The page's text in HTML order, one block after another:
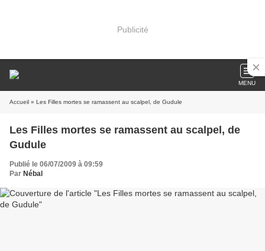
Publicité
MENU
Accueil » Les Filles mortes se ramassent au scalpel, de Gudule
Les Filles mortes se ramassent au scalpel, de
Gudule
Publié le 06/07/2009 à 09:59
Par Nébal